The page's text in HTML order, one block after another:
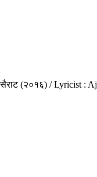
(२०१६) / Lyricist :